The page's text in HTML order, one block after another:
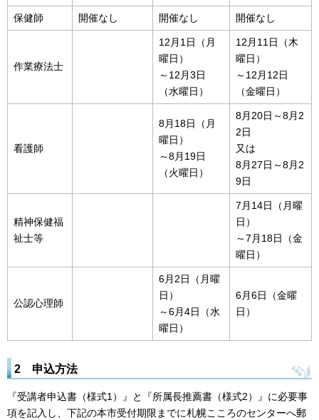
保健師 開催なし 開催なし 開催なし
作業療法士
12月1日（月
曜日）
～12月3日
（水曜日）
12月11日（木
曜日）
～12月12日
（金曜日）
看護師
8月18日（月
曜日）
～8月19日
（火曜日）
8月20日～8月2
2日
又は
8月27日～8月2
9日
精神保健福
祉士等
7月14日（月曜
日）
～7月18日（金
曜日）
公認心理師
6月2日（月曜
日）
～6月4日（水
曜日）
6月6日（金曜
日）
2 申込方法
『受講者申込書（様式1）』と『所属長推薦書（様式2）』に必要事
項を記入し、下記の本市受付期限までに札幌こころのセンターへ郵